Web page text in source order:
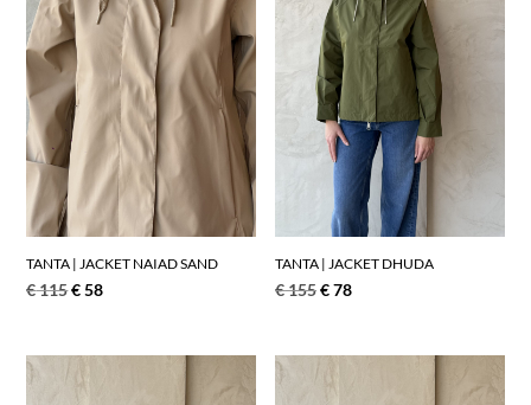
TANTA | JACKET NAIAD SAND
€115€58
TANTA | JACKET DHUDA
€155€78